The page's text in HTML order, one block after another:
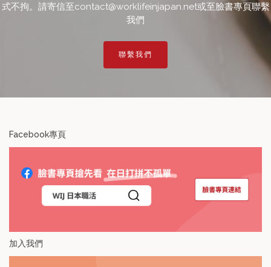
式不拘。請寄信至contact@worklifeinjapan.net或至臉書專頁聯繫
我們
聯繫我們
Facebook專頁
加入我們